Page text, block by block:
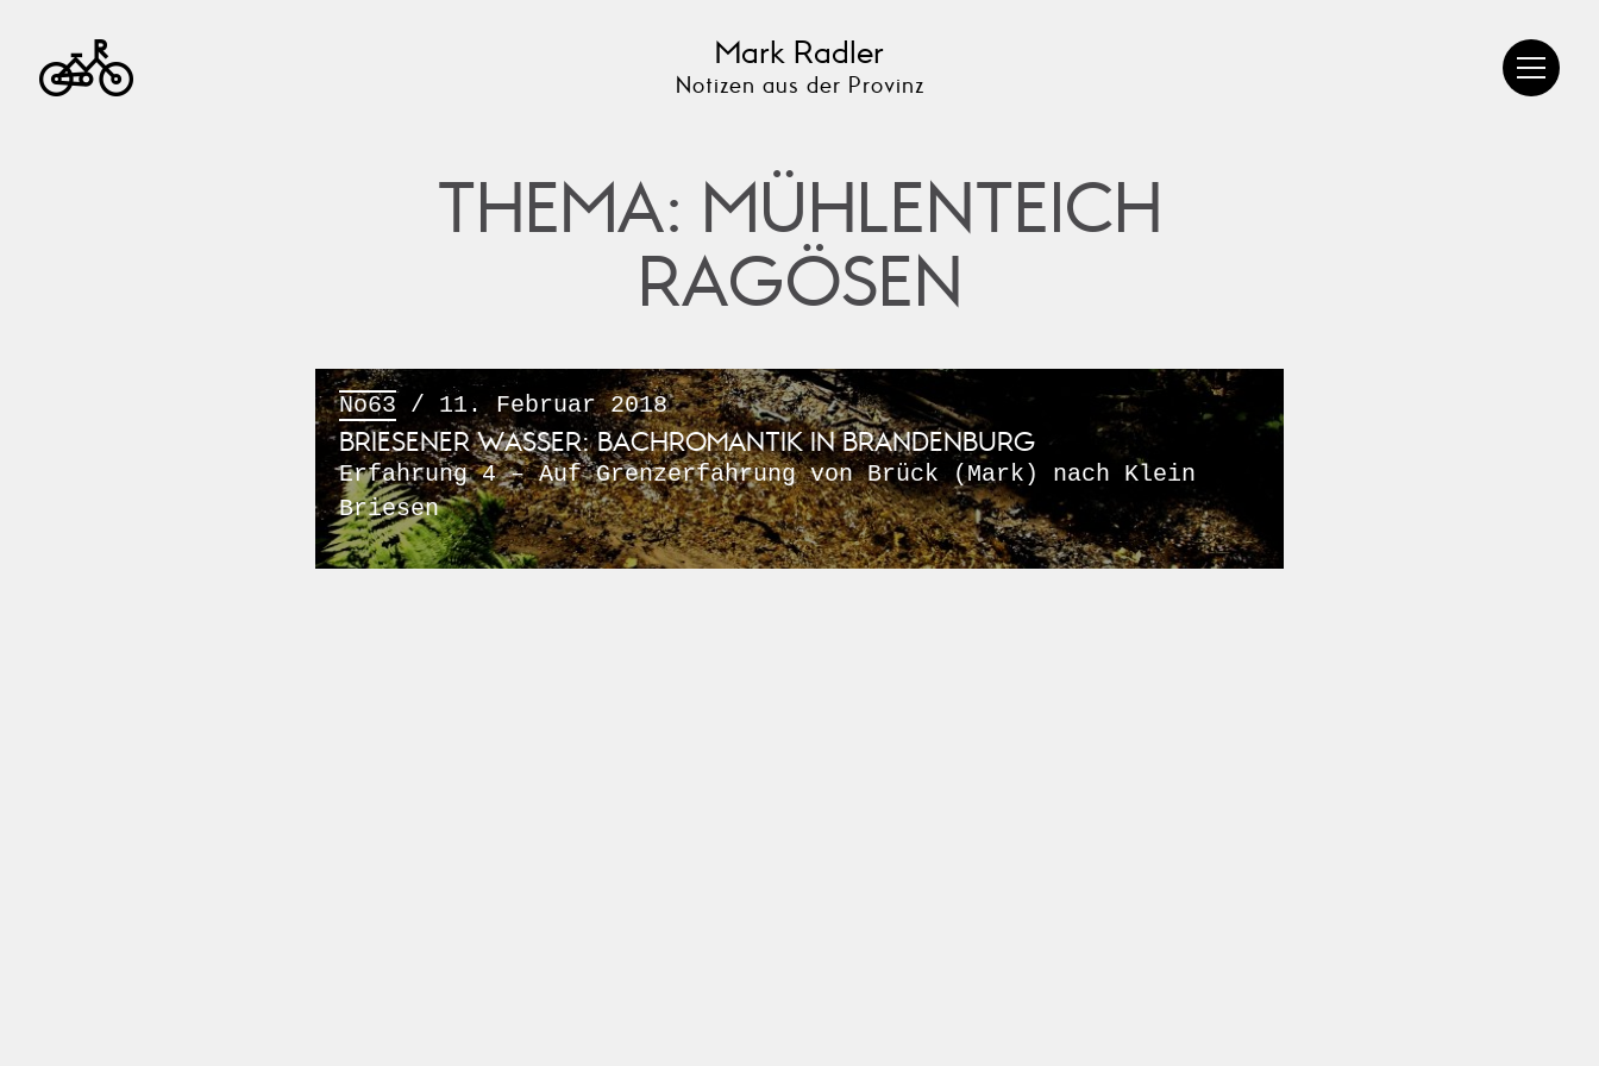
Mark Radler
Notizen aus der Provinz
THEMA: MÜHLENTEICH
RAGÖSEN
No63 / 11. Februar 2018
BRIESENER WASSER: BACHROMANTIK IN BRANDENBURG
Erfahrung 4 – Auf Grenzerfahrung von Brück (Mark) nach Klein
Briesen